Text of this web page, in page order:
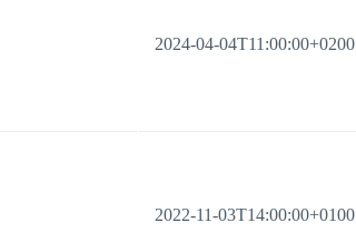
2024-04-04T11:00:00+0200
2022-11-03T14:00:00+0100